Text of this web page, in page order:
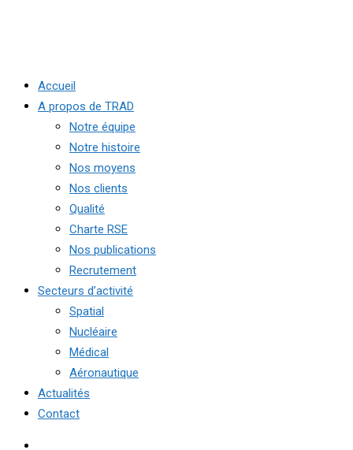
Accueil
A propos de TRAD
Notre équipe
Notre histoire
Nos moyens
Nos clients
Qualité
Charte RSE
Nos publications
Recrutement
Secteurs d’activité
Spatial
Nucléaire
Médical
Aéronautique
Actualités
Contact